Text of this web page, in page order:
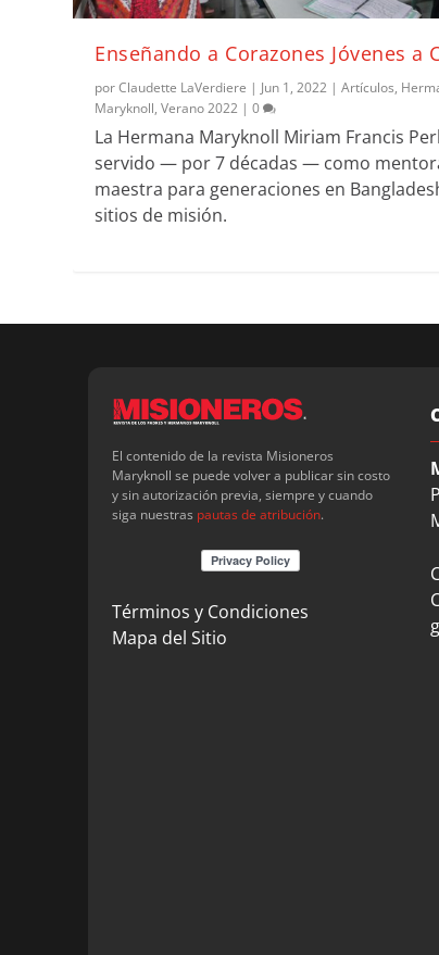
Enseñando a Corazones Jóvenes a
porClaudette LaVerdiere | Jun 1, 2022 |Artículos,
Maryknoll,Verano 2022 |0
La Hermana Maryknoll Miriam Francis
servido — por 7 décadas — como
maestra para generaciones en
sitios de misión.
El contenido de la revista Misioneros
Maryknoll se puede volver a publicar sin costo
y sin autorización previa, siempre y cuando
siga nuestras pautas de atribución.
Términos y Condiciones
Mapa del Sitio